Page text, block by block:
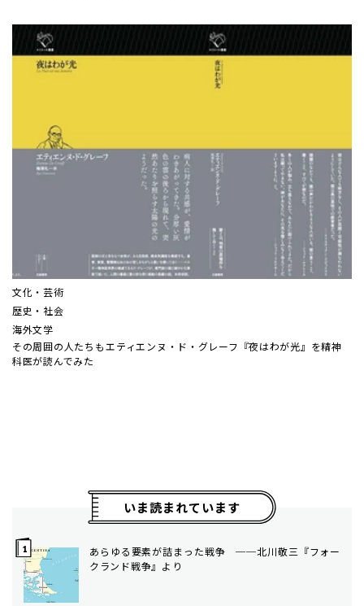
文化・芸術
歴史・社会
海外文学
その周囲の人たちも――エティエンヌ・ド・グレーフ『夜はわが光』を精神
科医が読んでみた
いま読まれています
あらゆる要素が詰まった戦争 ──北川敬三『フォー
クランド戦争』より